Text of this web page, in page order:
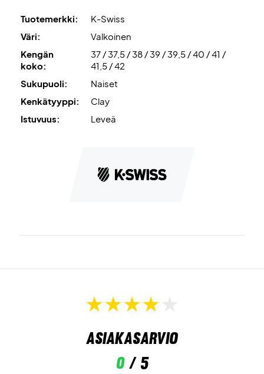
Die-Cut Smart Foam Sock Liner
Aösta 7.0
-ulkopohja kestävästä kumista ja syvällä
kalanruotokuvioinnilla takaa erinomaisen pidon ja
kestävyyden hiekkaisilla alustoilla.
Light 3 Clay Women jo tänään!
White/Purple Haze.
Tuotemerkki:
K-Swiss
Väri:
Valkoinen
Kengän
koko:
37 / 37,5 / 38 / 39 / 39,5 / 40 / 41 /
41,5 / 42
Sukupuoli:
Naiset
Kenkätyyppi:
Clay
Istuvuus:
Leveä
Asiakasarvio
0/ 5